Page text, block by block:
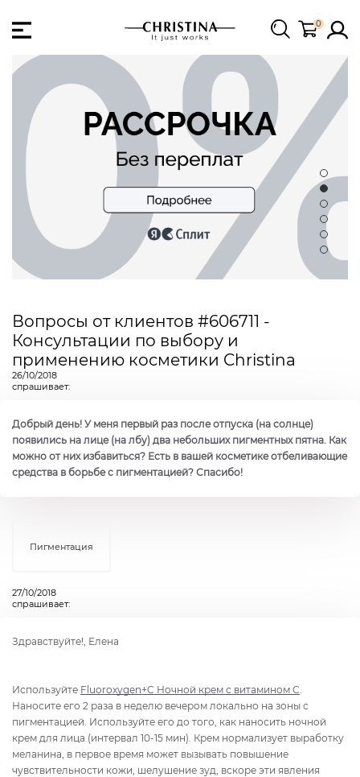
0
Вопросы от клиентов #606711 -
Консультации по выбору и
применению косметики Christina
26/10/2018
спрашивает:
Добрый день! У меня первый раз после отпуска (на солнце)
появились на лице (на лбу) два небольших пигментных пятна. Как
можно от них избавиться? Есть в вашей косметике отбеливающие
средства в борьбе с пигментацией? Спасибо!
Пигментация
27/10/2018
спрашивает:
Здравствуйте!, Елена
Используйте Fluoroxygen+C Ночной крем с витамином С
Наносите его 2 раза в неделю вечером локально на зоны с
пигментацией. Используйте его до того, как наносить ночной
крем для лица (интервал 10-15 мин). Крем нормализует выработку
меланина, в первое время может вызывать повышение
чувствительности кожи, шелушение зуд, вскоре эти явления